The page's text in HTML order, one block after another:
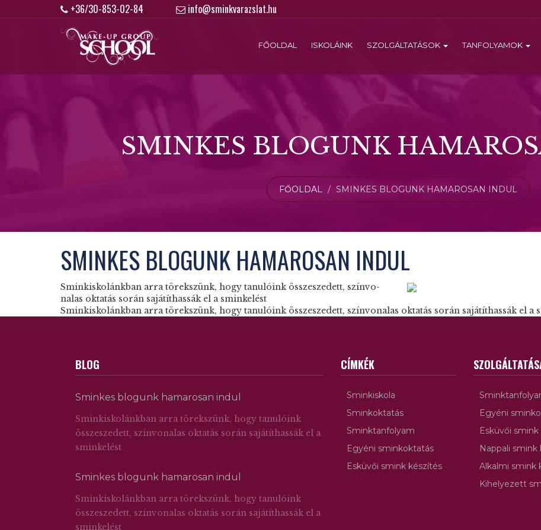
+36/30-853-02-84 info@sminkvarazslat.hu
FŐOLDAL ISKOLÁINK SZOLGÁLTATÁSOK TANFOLYAMOK
SMINKES BLOGUNK
FŐOLDAL SMINKES BLOGUNK HAMAROSAN INDUL
SMINKES BLOGUNK HAMAROSAN INDUL
Sminkiskolánkban arra törekszünk, hogy tanulóink összeszedett, színvo­
nalas oktatás során sajátíthassák el a sminkelést
Sminkiskolánkban arra törekszünk, hogy tanulóink összeszedett, színvo­nalas oktatás során sajátíthassák el a
BLOG
Sminkes blogunk hamarosan indul
Sminkiskolánkban arra törekszünk, hogy tanulóink
összeszedett, színvonalas oktatás során sajátíthassák el a
sminkelést
Sminkes blogunk hamarosan indul
Sminkiskolánkban arra törekszünk, hogy tanulóink
összeszedett, színvo­nalas oktatás során sajátíthassák el a
sminkelést
CÍMKÉK
Sminkiskola
Sminkoktatás
Sminktanfolyam
Egyéni sminkoktatás
Esküvői smink készítés
Egyéni
Esküvői
Nappali smink
Alkalmi smink
Kihelyezett